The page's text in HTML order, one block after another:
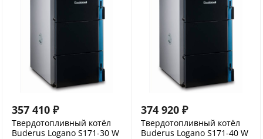
357 410 ₽
Твердотопливный котёл
Buderus Logano S171-30 W
374 920 ₽
Твердотопливный котёл
Buderus Logano S171-40 W